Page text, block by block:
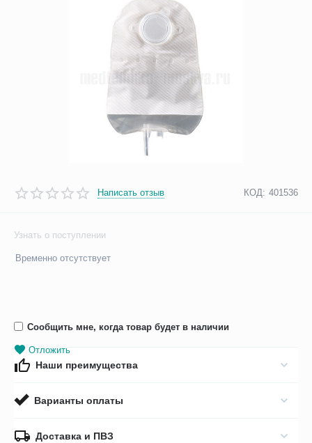
Написать отзыв КОД: 401536
Узнать о поступлении
Временно отсутствует
Сообщить мне, когда товар будет в наличии
Отложить
Наши преимущества
Варианты оплаты
Доставка и ПВЗ